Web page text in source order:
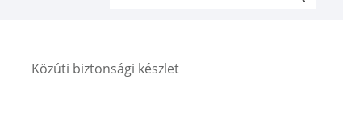
Közúti biztonsági készlet